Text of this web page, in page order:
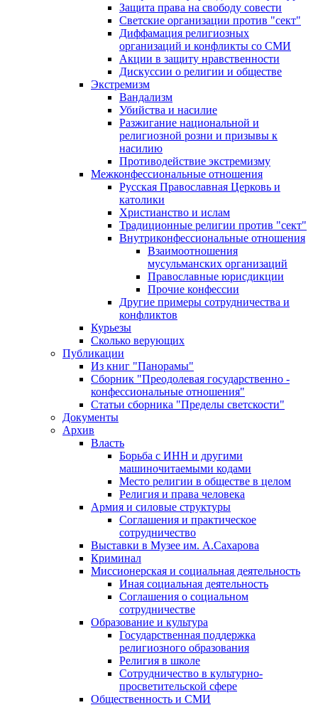
Защита права на свободу совести
Светские организации против "сект"
Диффамация религиозных
организаций и конфликты со СМИ
Акции в защиту нравственности
Дискуссии о религии и обществе
Экстремизм
Вандализм
Убийства и насилие
Разжигание национальной и
религиозной розни и призывы к
насилию
Противодействие экстремизму
Межконфессиональные отношения
Русская Православная Церковь и
католики
Христианство и ислам
Традиционные религии против "сект"
Внутриконфессиональные отношения
Взаимоотношения
мусульманских организаций
Православные юрисдикции
Прочие конфессии
Другие примеры сотрудничества и
конфликтов
Курьезы
Сколько верующих
Публикации
Из книг "Панорамы"
Сборник "Преодолевая государственно -
конфессиональные отношения"
Статьи сборника "Пределы светскости"
Документы
Архив
Власть
Борьба с ИНН и другими
машиночитаемыми кодами
Место религии в обществе в целом
Религия и права человека
Армия и силовые структуры
Соглашения и практическое
сотрудничество
Выставки в Музее им. А.Сахарова
Криминал
Миссионерская и социальная деятельность
Иная социальная деятельность
Соглашения о социальном
сотрудничестве
Образование и культура
Государственная поддержка
религиозного образования
Религия в школе
Сотрудничество в культурно-
просветительской сфере
Общественность и СМИ